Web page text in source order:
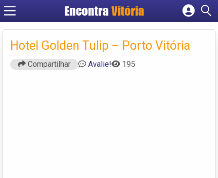
Encontra Vitória
Cadastrar empresa
Criar conta
Hotel Golden Tulip – Porto Vitória
Compartilhar Avalie! 195